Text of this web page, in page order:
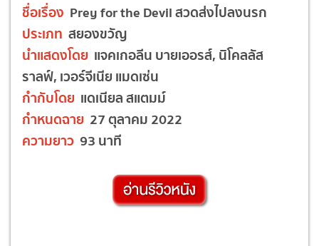
ชื่อเรื่อง Prey for the Devil สวดส่งไปลงนรก
ประเภท สยองขวัญ
นำแสดงโดย แจคเกอลีน บายเออรส์, นิโคลลัส
ราลฟ์, เวอร์จีเนีย แมดเซ่น
กำกับโดย แดเนียล สแตมม์
กำหนดฉาย 27 ตุลาคม 2022
ความยาว 93 นาที